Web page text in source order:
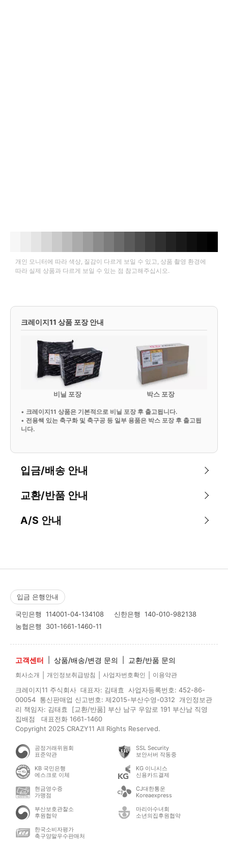
개인 모니터에 따라 색상, 질감이 다르게 보일 수 있고, 상품 촬영 환경에
따라 실제 상품과 다르게 보일 수 있는 점 참고해주십시오.
크레이지11 상품 포장 안내
비닐 포장 박스 포장
• 크레이지11 상품은 기본적으로 비닐 포장 후 출고됩니다.
• 전용쌕 있는 축구화 및 축구공 등 일부 용품은 박스 포장 후 출고됩
니다.
입금/배송 안내
교환/반품 안내
A/S 안내
입금 은행안내
국민은행 114001-04-134108 신한은행 140-010-982138
농협은행 301-1661-1460-11
고객센터 상품/배송/변경 문의 교환/반품 문의
회사소개 개인정보취급방침 사업자번호확인 이용약관
크레이지11 주식회사 대표자: 김태효 사업자등록번호: 452-86-
00054 통신판매업 신고번호: 제2015-부산수영-0312 개인정보관
리 책임자: 김태효 [교환/반품] 부산 남구 우암로 191 부산남 직영
집배점 대표전화 1661-1460
Copyright 2025 CRAZY11 All Rights Reserved.
공정거래위원회
표준약관
SSL Security
보안서버 작동중
KB 국민은행
에스크로 이체
KG 이니시스
신용카드결제
현금영수증
가맹점
CJ대한통운
Koreaexpress
부산보호관찰소
후원협약
마리아수녀회
소년의집후원협약
한국소비자평가
축구양말우수판매처